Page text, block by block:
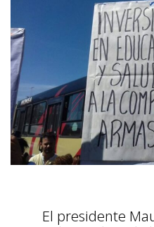
El presidente